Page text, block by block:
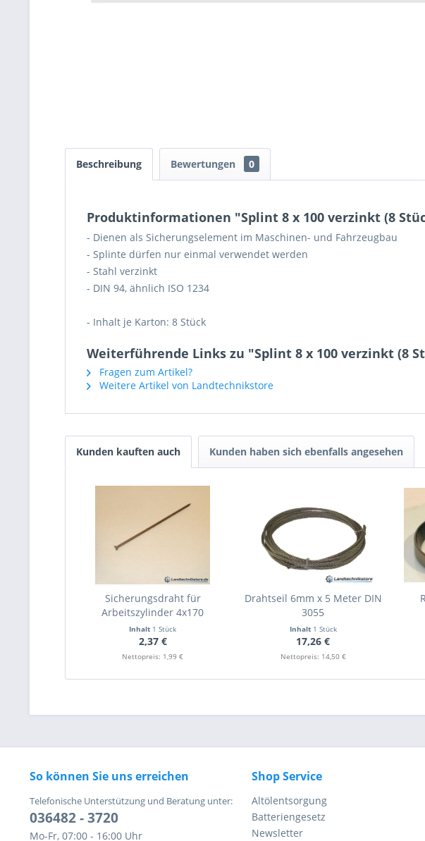
Beschreibung Bewertungen 0
Produktinformationen "Splint 8 x 100 verzinkt (8
- Dienen als Sicherungselement im Maschinen- und Fahrzeugbau
- Splinte dürfen nur einmal verwendet werden
- Stahl verzinkt
- DIN 94, ähnlich ISO 1234
- Inhalt je Karton: 8 Stück
Weiterführende Links zu "Splint 8 x 100 verzinkt (8
Fragen zum Artikel?
Weitere Artikel von Landtechnikstore
Kunden kauften auch Kunden haben sich ebenfalls angesehen
Sicherungsdraht für
Arbeitszylinder 4x170
Inhalt 1 Stück
2,37 €
Nettopreis: 1,99 €
Drahtseil 6mm x 5 Meter DIN
3055
Inhalt 1 Stück
17,26 €
Nettopreis: 14,50 €
So können Sie uns erreichen
Telefonische Unterstützung und Beratung unter:
036482 - 3720
Mo-Fr, 07:00 - 16:00 Uhr
Shop Service
Altölentsorgung
Batteriengesetz
Newsletter